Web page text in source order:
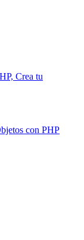
Crea tu
con PHP